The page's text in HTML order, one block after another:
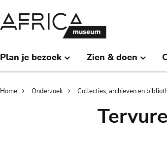
Plan je bezoek Zien & doen
Breadcrumb
Home Onderzoek Collecties, archieven en